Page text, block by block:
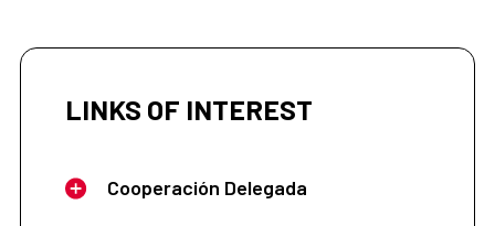
LINKS OF INTEREST
Cooperación Delegada